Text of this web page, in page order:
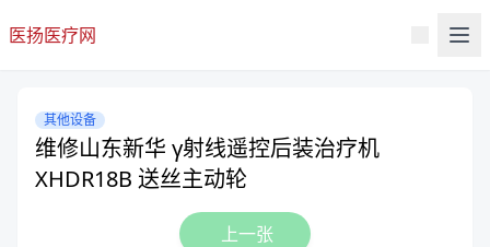
医扬医疗网
其他设备
维修山东新华 γ射线遥控后装治疗机
XHDR18B 送丝主动轮
上一张